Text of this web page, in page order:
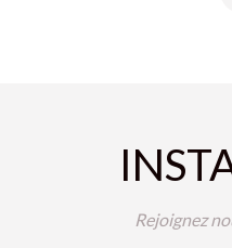
Rejoignez